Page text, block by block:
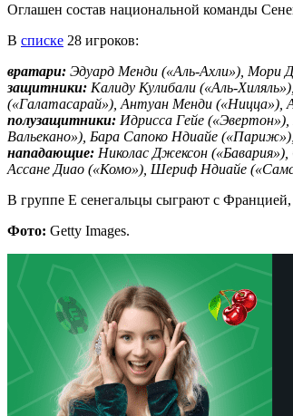
Оглашен состав национальной команды
В списке 28 игроков:
вратари: Эдуард Менди («Аль-Ахли»), Мори
защитники: Калиду Кулибали («Аль-
(«Галатасарай»), Антуан Менди
полузащитники: Идрисса Гейе
Вальекано»), Бара Сапоко Ндиайе
нападающие: Николас Джексон
Ассане Диао («Комо»), Шериф Ндиайе
В группе E сенегальцы сыграют с
Фото: Getty Images.